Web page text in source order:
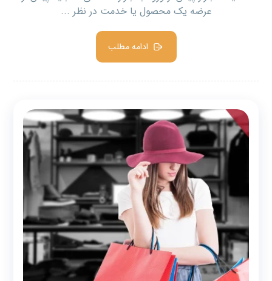
عرضه یک محصول یا خدمت در نظر ...
ادامه مطلب